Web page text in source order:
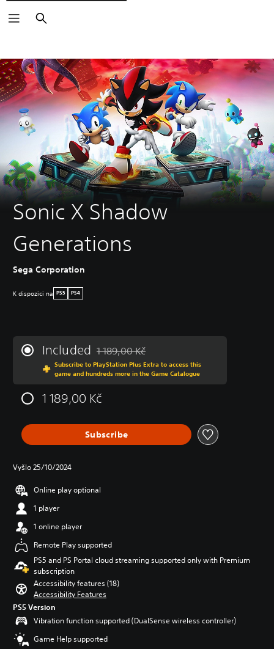
Vyhledat
Sonic X Shadow
Generations
Sega Corporation
K dispozici na PS5 PS4
Included Discounted from original price of 1 189,00
1 189,00 Kč
Subscribe to PlayStation Plus Extra to access this
game and hundreds more in the Game Catalogue
1 189,00 Kč
Subscribe
Vyšlo 25/10/2024
Online play optional
1 player
1 online player
Remote Play supported
PS5 and PS Portal cloud streaming supported only with Premium
subscription
Accessibility features (18)
Accessibility Features
PS5 Version
Vibration function supported (DualSense wireless controller)
Game Help supported